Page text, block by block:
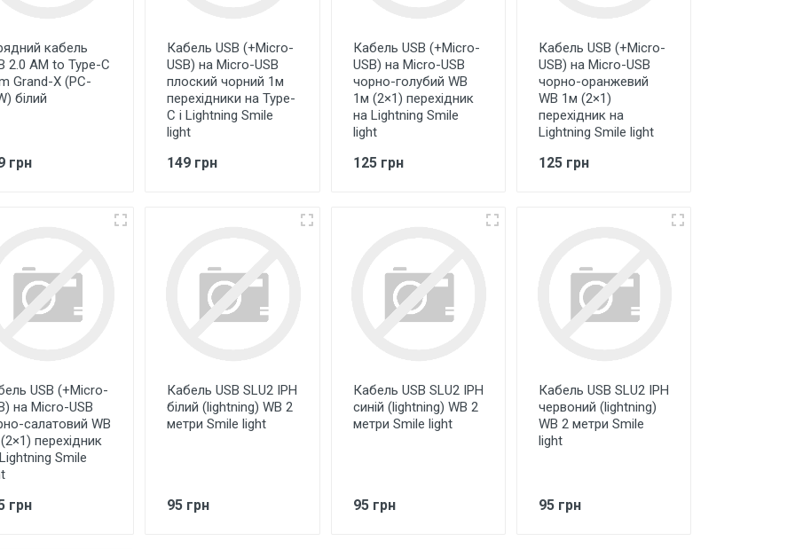
кабель
2.0 AM to Type-C
Grand-X (PC-
білий
грн
Кабель USB (+Micro-
USB) на Micro-USB
плоский чорний 1м
перехідники на Type-
C i Lightning Smile
light
149 грн
Кабель USB (+Micro-
USB) на Micro-USB
чорно-голубий WB
1м (2×1) перехідник
на Lightning Smile
light
125 грн
Кабель USB (+Micro-
USB) на Micro-USB
чорно-оранжевий
WB 1м (2×1)
перехідник на
Lightning Smile light
125 грн
USB (+Micro-
на Micro-USB
салатовий WB
перехідник
Smile
грн
Кабель USB SLU2 IPH
білий (lightning) WB 2
метри Smile light
95 грн
Кабель USB SLU2 IPH
синій (lightning) WB 2
метри Smile light
95 грн
Кабель USB SLU2 IPH
червоний (lightning)
WB 2 метри Smile
light
95 грн